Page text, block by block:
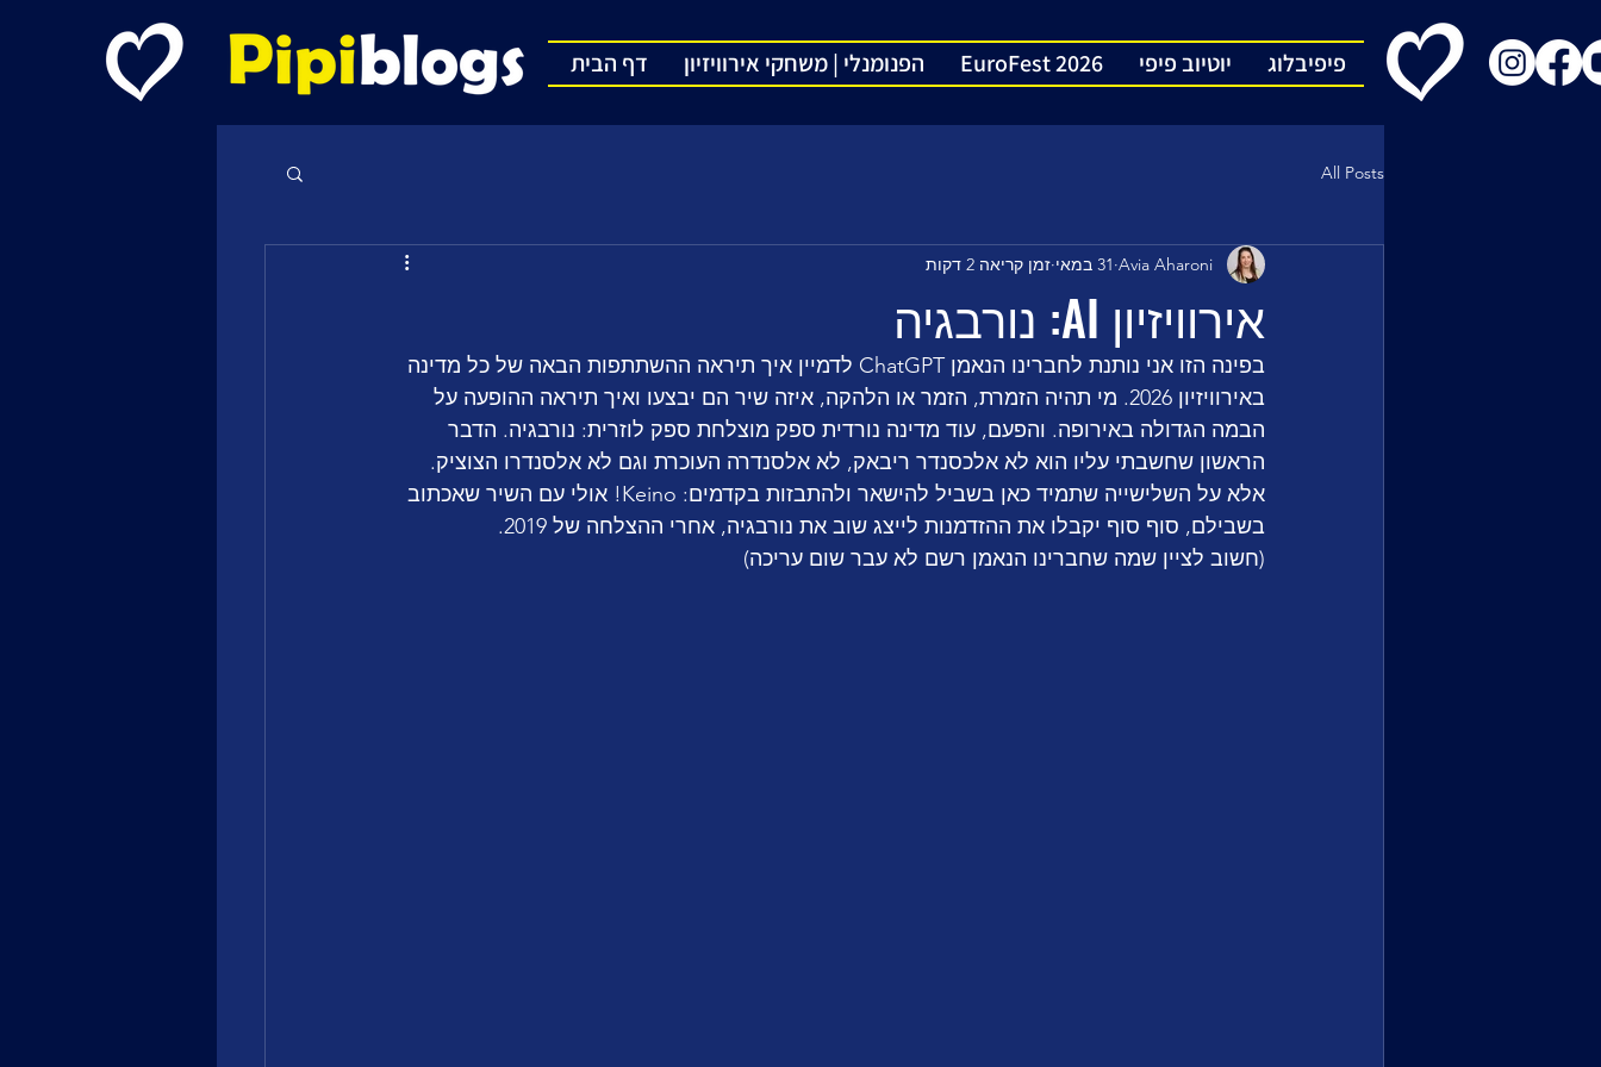
דף הבית הפנומנלי | משחקי אירוויזיון EuroFest 2026 יוטיוב פיפי פיפיבלוג
All Posts
אירוויזיון AI: נורבגיה
Avia Aharoni 31 במאי זמן קריאה 2 דקות
בפינה הזו אני נותנת לחברינו הנאמן ChatGPT לדמיין איך תיראה ההשתתפות הבאה של כל מדינה
באירוויזיון 2026. מי תהיה הזמרת, הזמר או הלהקה, איזה שיר הם יבצעו ואיך תיראה ההופעה על
הבמה הגדולה באירופה. והפעם, עוד מדינה נורדית ספק מוצלחת ספק לוזרית: נורבגיה. הדבר
הראשון שחשבתי עליו הוא לא אלכסנדר ריבאק, לא אלסנדרה העוכרת וגם לא אלסנדרו הצוציק.
אלא על השלישייה שתמיד כאן בשביל להישאר ולהתבזות בקדמים: Keino! אולי עם השיר שאכתוב
בשבילם, סוף סוף יקבלו את ההזדמנות לייצג שוב את נורבגיה, אחרי ההצלחה של 2019.
(חשוב לציין שמה שחברינו הנאמן רשם לא עבר שום עריכה)